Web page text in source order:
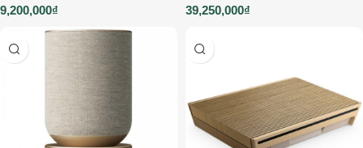
9,200,000₫ 39,250,000₫